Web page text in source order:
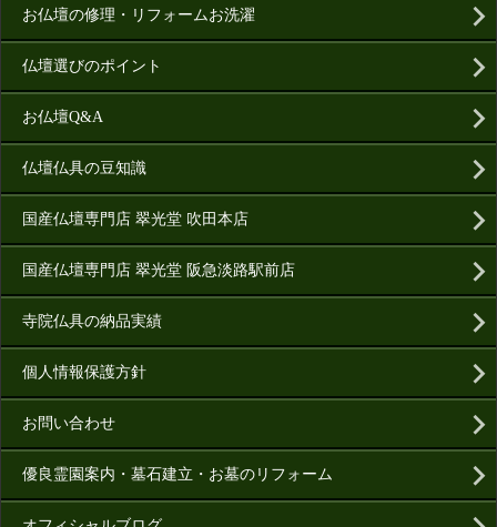
お仏壇の修理・リフォームお洗濯
仏壇選びのポイント
お仏壇Q&A
仏壇仏具の豆知識
国産仏壇専門店 翠光堂 吹田本店
国産仏壇専門店 翠光堂 阪急淡路駅前店
寺院仏具の納品実績
個人情報保護方針
お問い合わせ
優良霊園案内・墓石建立・お墓のリフォーム